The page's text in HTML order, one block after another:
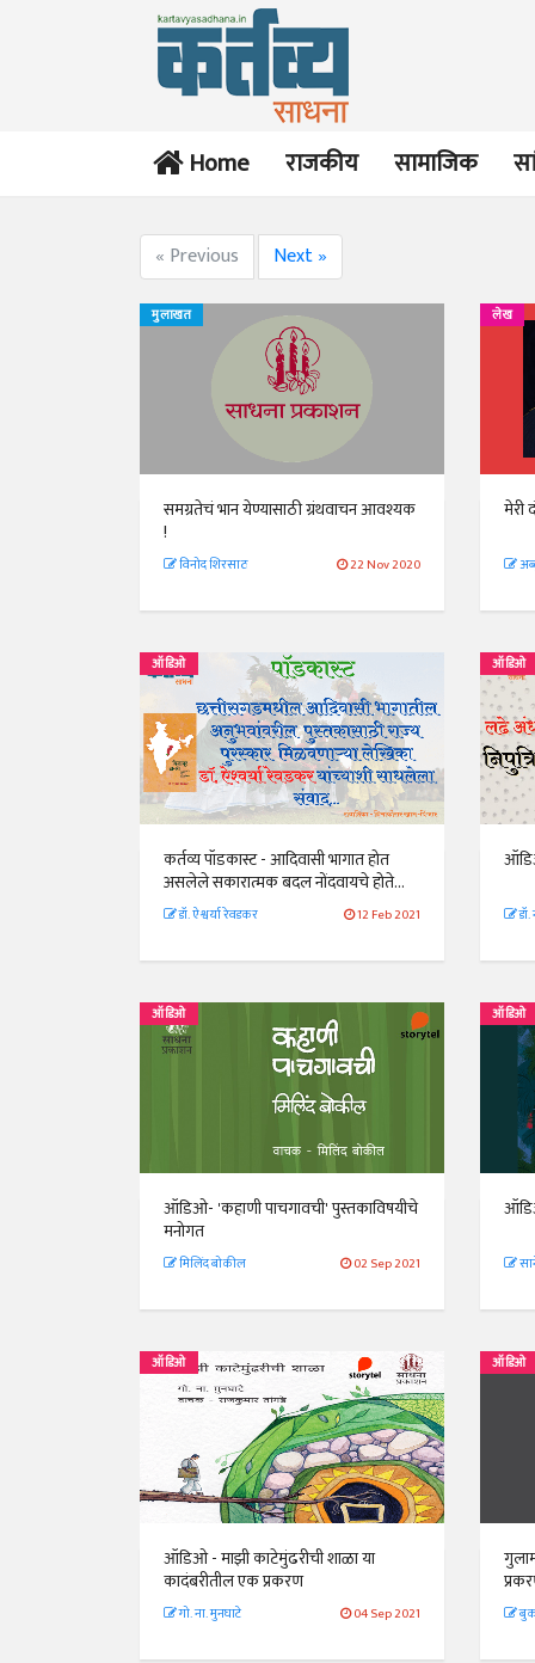
Home राजकीय सामाजिक
« Previous Next »
मुलाखत
समग्रतेचं भान येण्यासाठी ग्रंथवाचन आवश्यक
!
विनोद शिरसाठ 22 Nov 2020
लेख
मेरी
ऑडिओ
कर्तव्य पॉडकास्ट - आदिवासी भागात होत
असलेले सकारात्मक बदल नोंदवायचे होते...
डॉ. ऐश्वर्या रेवडकर 12 Feb 2021
ऑडिओ
ऑडिओ
ऑडिओ- 'कहाणी पाचगावची' पुस्तकाविषयीचे
मनोगत
मिलिंद बोकील 02 Sep 2021
ऑडिओ
ऑडिओ
ऑडिओ - माझी काटेमुंढरीची शाळा या
कादंबरीतील एक प्रकरण
गो. ना. मुनघाटे 04 Sep 2021
ऑडिओ